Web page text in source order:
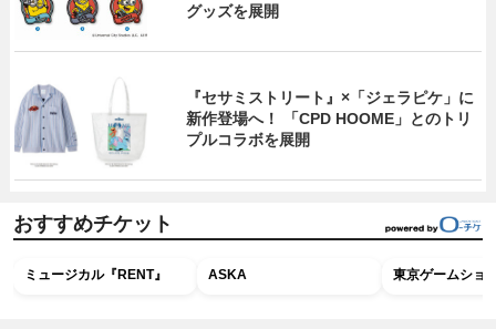
グッズを展開
『セサミストリート』×「ジェラピケ」に
新作登場へ！ 「CPD HOOME」とのトリ
プルコラボを展開
おすすめチケット
ミュージカル『RENT』 ASKA 東京ゲームショ